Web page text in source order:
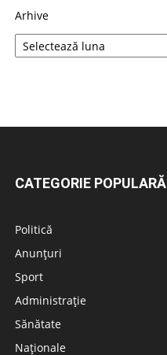
Arhive
CATEGORIE POPULARĂ
Politică
Anunțuri
Sport
Administrație
Sănătate
Naționale